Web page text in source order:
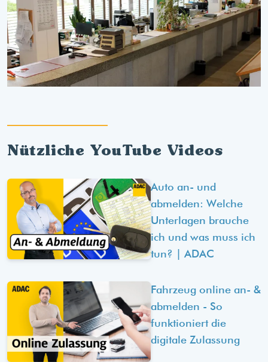
Nützliche YouTube Videos
Auto an- und
abmelden: Welche
Unterlagen brauche
ich und was muss ich
tun? | ADAC
Fahrzeug online an- &
abmelden - So
funktioniert die
digitale Zulassung